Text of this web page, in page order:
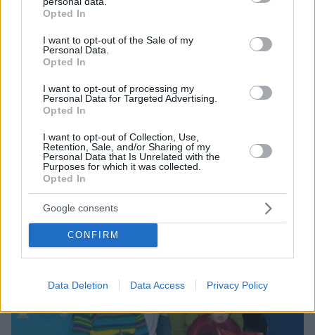
grant or deny consent to Google and its third-party tags to
use your data for below specified purposes in below Google
consent section.
Opted In
I want to opt-out of the Sale of my
Personal Data.
Opted In
I want to opt-out of processing my
Personal Data for Targeted Advertising.
Opted In
I want to opt-out of Collection, Use,
Retention, Sale, and/or Sharing of my
Personal Data that Is Unrelated with the
Purposes for which it was collected.
Opted In
Google consents
CONFIRM
Data Deletion Data Access Privacy Policy
Μυστήριο 3.500 ετών στη Σαντορίνη: Ο 15χρονος
μπορεί ν' αλλάξει τη χρονολογία της μεγάλης
έκρηξης
08.08.2026, 18:08